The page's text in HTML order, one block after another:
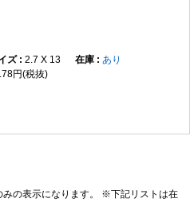
2.7 X 13
あり
円(税抜)
の表示になります。 ※下記リストは在